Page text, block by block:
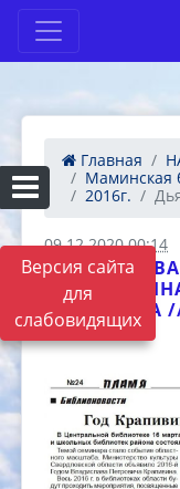
Версия сайта
для
слабовидящих
Главная
Маминская
2016г.
09.12.2020 00:14
ДЬЯЧКОВА